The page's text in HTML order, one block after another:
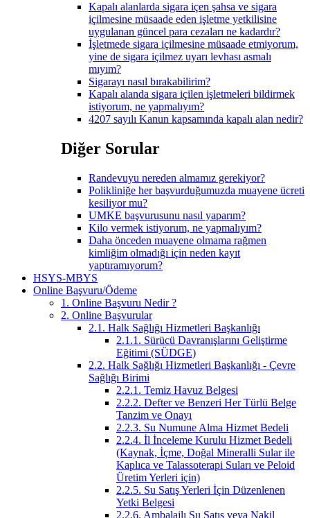
Kapalı alanlarda sigara içen şahsa ve sigara
içilmesine müsaade eden işletme yetkilisine
uygulanan güncel para cezaları ne kadardır?
İşletmede sigara içilmesine müsaade etmiyorum,
yine de sigara içilmez uyarı levhası asmalı
mıyım?
Sigarayı nasıl bırakabilirim?
Kapalı alanda sigara içilen işletmeleri bildirmek
istiyorum, ne yapmalıyım?
4207 sayılı Kanun kapsamında kapalı alan nedir?
Diğer Sorular
Randevuyu nereden almamız gerekiyor?
Polikliniğe her başvurduğumuzda muayene ücreti
kesiliyor mu?
UMKE başvurusunu nasıl yaparım?
Kilo vermek istiyorum, ne yapmalıyım?
Daha önceden muayene olmama rağmen
kimliğim olmadığı için neden kayıt
yaptıramıyorum?
HSYS-MBYS
Online Başvuru/Ödeme
1. Online Başvuru Nedir ?
2. Online Başvurular
2.1. Halk Sağlığı Hizmetleri Başkanlığı
2.1.1. Sürücü Davranışlarını Geliştirme
Eğitimi (SÜDGE)
2.2. Halk Sağlığı Hizmetleri Başkanlığı - Çevre
Sağlığı Birimi
2.2.1. Temiz Havuz Belgesi
2.2.2. Defter ve Benzeri Her Türlü Belge
Tanzim ve Onayı
2.2.3. Su Numune Alma Hizmet Bedeli
2.2.4. İl İnceleme Kurulu Hizmet Bedeli
(Kaynak, İçme, Doğal Mineralli Sular ile
Kaplıca ve Talassoterapi Suları ve Peloid
Üretim Yerleri için)
2.2.5. Su Satış Yerleri İçin Düzenlenen
Yetki Belgesi
2.2.6. Ambalajlı Su Satış veya Nakil